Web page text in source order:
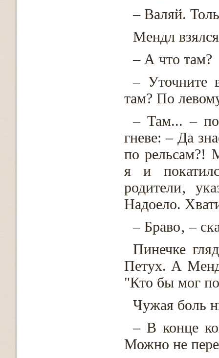
– Валяй.
Мендл
– А что там?
– Уточните
там? По
– Там... –
гневе: – Да
по рельсам?!
я и
родители‚
Надоело.
– Браво‚ –
Пинечке
Петух. А
"Кто бы мог
Чужая боль
– В конце
Можно не